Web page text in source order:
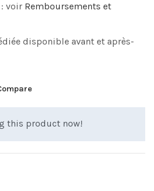
voir Remboursements et
disponible avant et après-
this product now!